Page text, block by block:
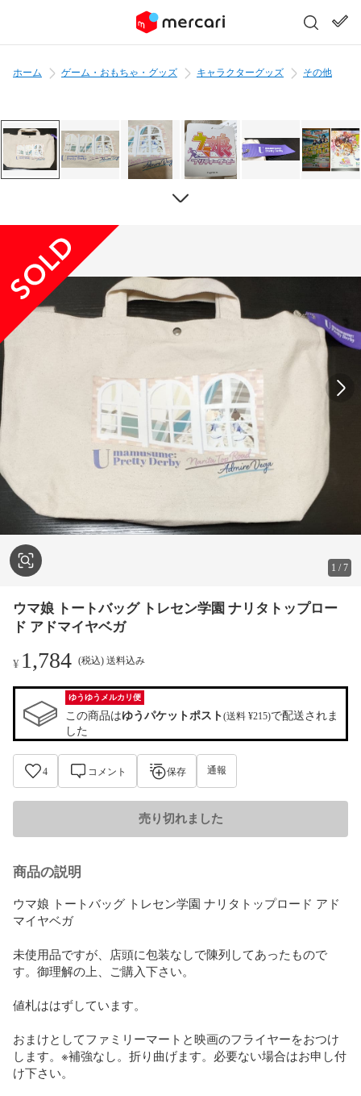
ホーム ゲーム・おもちゃ・グッズ キャラクターグッズ その他
1 /7
ウマ娘 トートバッグ トレセン学園 ナリタトップロー
ド アドマイヤベガ
¥ 1,784 (税込) 送料込み
ゆうゆうメルカリ便
この商品はゆうパケットポスト(送料 ¥215)で配送されま
した
4 コメント 保存 通報
売り切れました
商品の説明
ウマ娘 トートバッグ トレセン学園 ナリタトップロード アド
マイヤベガ
未使用品ですが、店頭に包装なしで陳列してあったもので
す。御理解の上、ご購入下さい。
値札ははずしています。
おまけとしてファミリーマートと映画のフライヤーをおつけ
します。※補強なし。折り曲げます。必要ない場合はお申し付
け下さい。